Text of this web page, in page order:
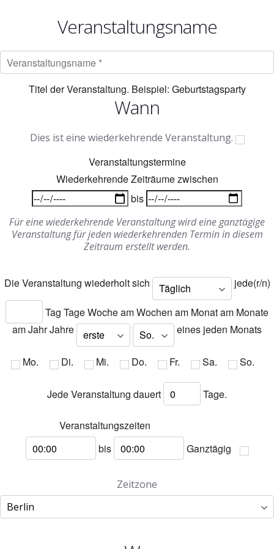
Veranstaltungsname
Titel der Veranstaltung. Beispiel: Geburtstagsparty
Wann
Dies ist eine wiederkehrende Veranstaltung.
Veranstaltungstermine
Wiederkehrende Zeiträume zwischen
bis
Für eine wiederkehrende Veranstaltung wird eine ganztägige
Veranstaltung für jeden wiederkehrenden Termin in diesem
Zeitraum erstellt werden.
Die Veranstaltung wiederholt sich jede(r/n)
Tag TageWoche amWochen am Monat am Monate
amJahrJahre eines jeden Monats
Mo. Di. Mi. Do. Fr. Sa. So.
Jede Veranstaltung dauert Tage.
Veranstaltungszeiten
Startzeit
bis
Ganztägig
Zeitzone